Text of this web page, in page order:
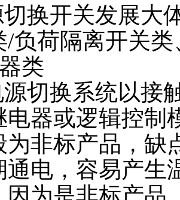
护开关 双电源自动转换开关
电子样本。
换开关发展大
/负荷隔离开关
类
切换系统以接
电器或逻辑控制
为非标产品，缺
通电，容易产生